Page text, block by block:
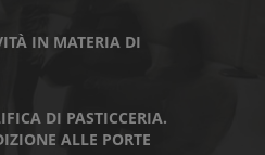
IN MATERIA DI
DI PASTICCERIA.
ALLE PORTE